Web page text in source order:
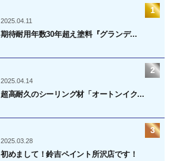
2025.04.11
期待耐用年数30年超え塗料『グランデ...
2025.04.14
超高耐久のシーリング材「オートンイク...
2025.03.28
初めまして！鈴吉ペイント所沢店です！